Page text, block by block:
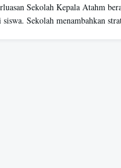
Sekolah Kepala Atahm
siswa. Sekolah menambahkan